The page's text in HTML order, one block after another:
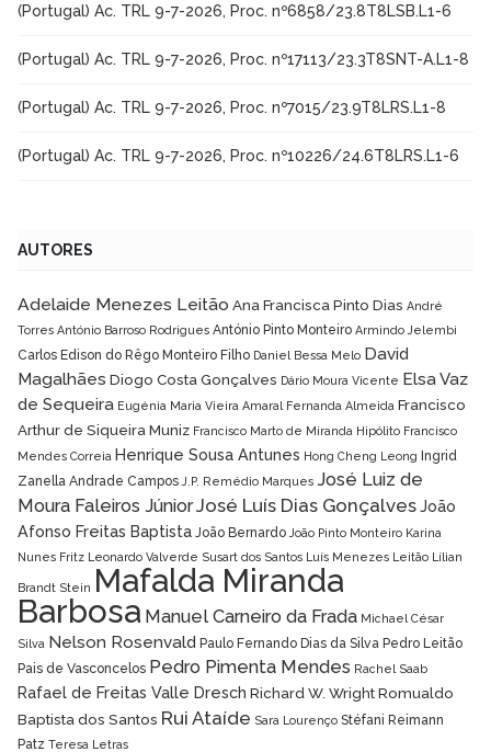
(Portugal) Ac. TRL 9-7-2026, Proc. nº6858/23.8T8LSB.L1-6
(Portugal) Ac. TRL 9-7-2026, Proc. nº17113/23.3T8SNT-A.L1-8
(Portugal) Ac. TRL 9-7-2026, Proc. nº7015/23.9T8LRS.L1-8
(Portugal) Ac. TRL 9-7-2026, Proc. nº10226/24.6T8LRS.L1-6
AUTORES
Adelaide Menezes Leitão Ana Francisca Pinto Dias André
Torres António Barroso Rodrigues António Pinto Monteiro Armindo Jelembi
Carlos Edison do Rêgo Monteiro Filho Daniel Bessa Melo David
Magalhães Diogo Costa Gonçalves Dário Moura Vicente Elsa Vaz
de Sequeira Eugénia Maria Vieira Amaral Fernanda Almeida Francisco
Arthur de Siqueira Muniz Francisco Marto de Miranda Hipólito Francisco
Mendes Correia Henrique Sousa Antunes Hong Cheng Leong Ingrid
Zanella Andrade Campos J.P. Remédio Marques José Luiz de
Moura Faleiros JúniorJosé Luís Dias GonçalvesJoão
Afonso Freitas Baptista João Bernardo João Pinto Monteiro Karina
Nunes Fritz Leonardo Valverde Susart dos Santos Luís Menezes Leitão Lílian
Brandt Stein Mafalda Miranda
Barbosa Manuel Carneiro da Frada Michael César
Silva Nelson Rosenvald Paulo Fernando Dias da Silva Pedro Leitão
Pais de Vasconcelos Pedro Pimenta Mendes Rachel Saab
Rafael de Freitas Valle Dresch Richard W. WrightRomualdo
Baptista dos Santos Rui Ataíde Sara Lourenço Stéfani Reimann
Patz Teresa Letras